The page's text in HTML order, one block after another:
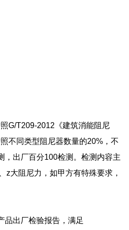
G/T209-2012《建筑消能阻尼
不同类型阻尼器数量的20%，不
，出厂百分100检测。检测内容主
z大阻尼力，如甲方有特殊要求，
品出厂检验报告，满足